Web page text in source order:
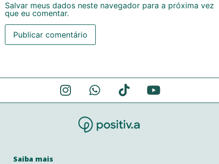
Salvar meus dados neste navegador para a próxima vez
que eu comentar.
Alternative:
Saiba mais